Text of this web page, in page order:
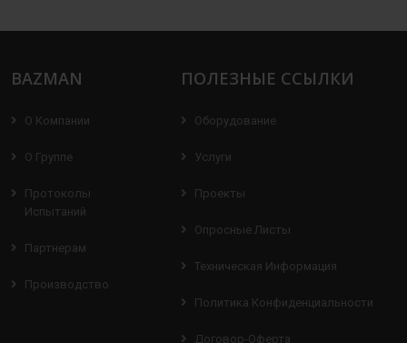
BAZMAN
О Компании
О Группе
Протоколы
Испытаний
Партнерам
Производство
ПОЛЕЗНЫЕ ССЫЛКИ
Оборудование
Услуги
Проекты
Опросные Листы
Техническая Информация
Политика Конфиденциальности
Договор-Оферта